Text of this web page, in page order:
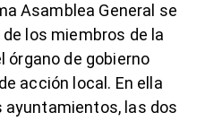
Asamblea General se
los miembros de la
órgano de gobierno
acción local. En ella
las dos